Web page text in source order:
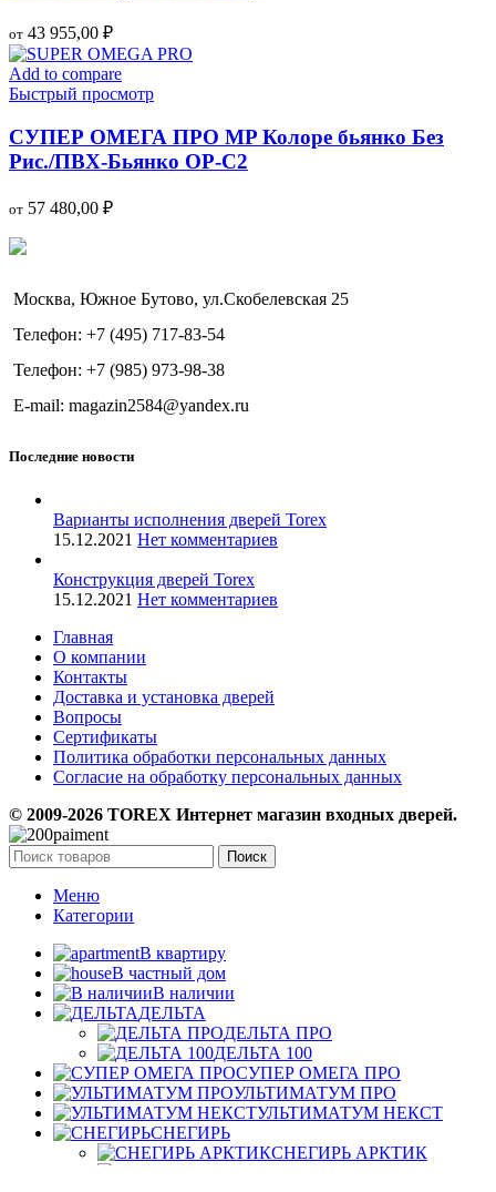
от 43 955,00 ₽
Add to compare
Быстрый просмотр
СУПЕР ОМЕГА ПРО MP Колоре бьянко Без
Рис./ПВХ-Бьянко OP-C2
от 57 480,00 ₽
Москва, Южное Бутово, ул.Скобелевская 25
Телефон: +7 (495) 717-83-54
Телефон: +7 (985) 973-98-38
E-mail: magazin2584@yandex.ru
Последние новости
Варианты исполнения дверей Torex
15.12.2021 Нет комментариев
Конструкция дверей Torex
15.12.2021 Нет комментариев
Главная
О компании
Контакты
Доставка и установка дверей
Вопросы
Сертификаты
Политика обработки персональных данных
Согласие на обработку персональных данных
© 2009-2026 TOREX Интернет магазин входных дверей.
Поиск
Меню
Категории
В квартиру
В частный дом
В наличии
ДЕЛЬТА
ДЕЛЬТА ПРО
ДЕЛЬТА 100
СУПЕР ОМЕГА ПРО
УЛЬТИМАТУМ ПРО
УЛЬТИМАТУМ НЕКСТ
СНЕГИРЬ
СНЕГИРЬ АРКТИК